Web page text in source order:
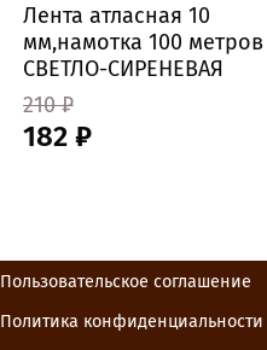
Лента атласная 10
мм,намотка 100 метров
СВЕТЛО-СИРЕНЕВАЯ
210 ₽
182 ₽
Пользовательское соглашение
Политика конфиденциальности